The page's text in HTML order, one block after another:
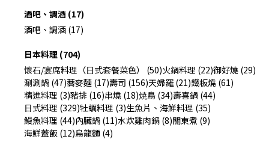
酒吧、調酒 (17)
酒吧、調酒 (17)
日本料理 (704)
懷石/宴席料理（日式套餐菜色） (50)火鍋料理 (22)御好燒 (29)
涮涮鍋 (47)蕎麥麵 (17)壽司 (156)天婦羅 (21)鐵板燒 (61)
精進料理 (3)豬排 (16)串燒 (18)焼鳥 (34)壽喜鍋 (44)
日式料理 (329)牡蠣料理 (3)生魚片、海鮮料理 (35)
鰻魚料理 (44)內臟鍋 (11)水炊雞肉鍋 (8)關東煮 (9)
海鮮蓋飯 (12)烏龍麵 (4)